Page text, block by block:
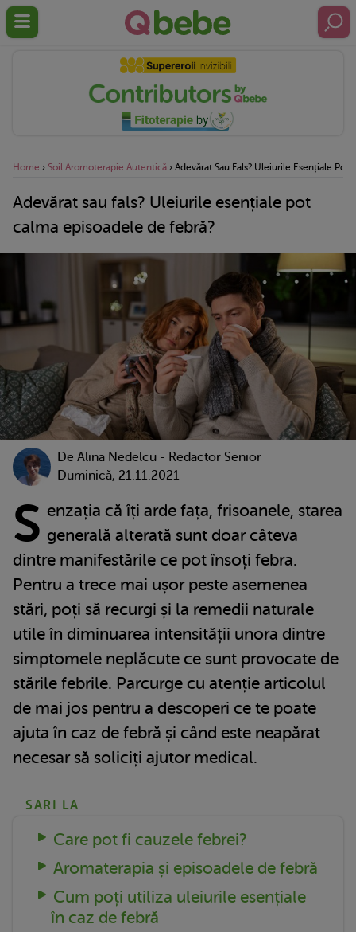
Home › Soil Aromoterapie Autentică › Adevărat Sau Fals? Uleiurile Esențiale Pot
Adevărat sau fals? Uleiurile esențiale pot
calma episoadele de febră?
De Alina Nedelcu - Redactor Senior
Duminică, 21.11.2021
S enzația că îți arde fața, frisoanele, starea
generală alterată sunt doar câteva
dintre manifestările ce pot însoți febra.
Pentru a trece mai ușor peste asemenea
stări, poți să recurgi și la remedii naturale
utile în diminuarea intensității unora dintre
simptomele neplăcute ce sunt provocate de
stările febrile. Parcurge cu atenție articolul
de mai jos pentru a descoperi ce te poate
ajuta în caz de febră și când este neapărat
necesar să soliciți ajutor medical.
SARI LA
Care pot fi cauzele febrei?
Aromaterapia și episoadele de febră
Cum poți utiliza uleiurile esențiale
în caz de febră